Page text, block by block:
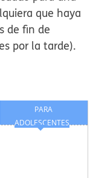
que haya
de fin de
por la tarde).
PARA
ADOLESCENTES